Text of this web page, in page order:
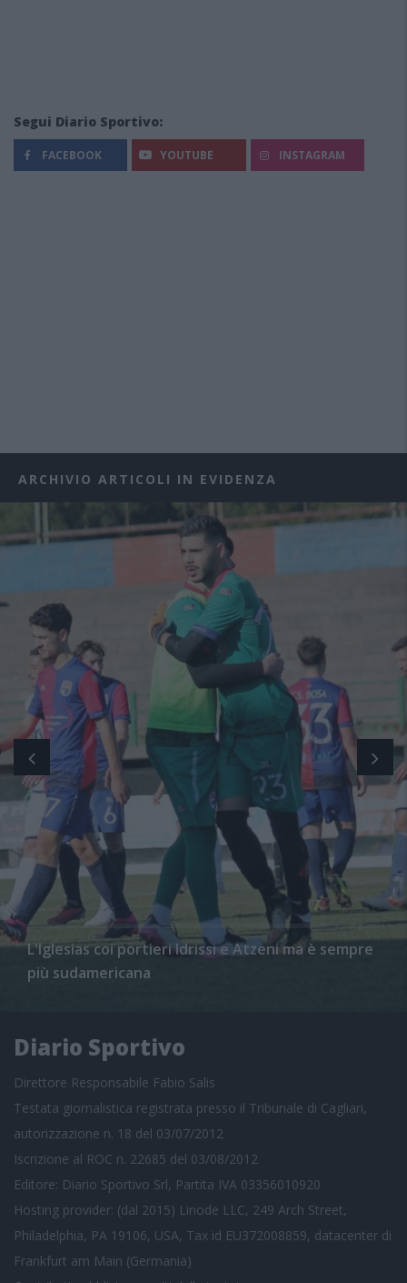
Segui Diario Sportivo:
FACEBOOK YOUTUBE INSTAGRAM
ARCHIVIO ARTICOLI IN EVIDENZA
L'Iglesias coi portieri Idrissi e Atzeni ma è sempre
più sudamericana
Diario Sportivo
Direttore Responsabile Fabio Salis
Testata giornalistica registrata presso il Tribunale di Cagliari,
autorizzazione n. 18 del 03/07/2012
Iscrizione al ROC n. 22685 del 03/08/2012
Editore: Diario Sportivo Srl, Partita IVA 03356010920
Hosting provider: (dal 2015) Linode LLC, 249 Arch Street,
Philadelphia, PA 19106, USA, Tax id EU372008859, datacenter di
Frankfurt am Main (Germania)